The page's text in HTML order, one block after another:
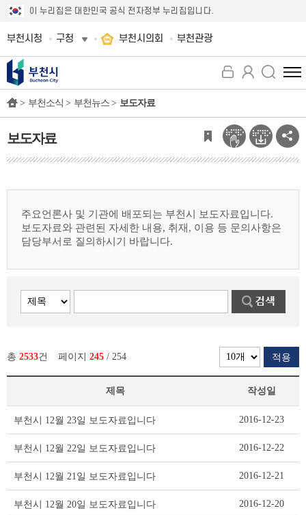
이 누리집은 대한민국 공식 전자정부 누리집입니다.
부천시청 구청 부천시의회 부천관광
전
체
뉴
보
기
> 부천소식 > 부천뉴스 > 보도자료
보도자료
주요언론사 및 기관에 배포되는 부천시 보도자료입니다.
보도자료와 관련된 자세한 내용, 취재, 이용 등 문의사항은
담당부서로 질의하시기 바랍니다.
총 2533건 페이지 245 / 254 적용
테
제목 작성일
부천시 12월 23일 보도자료입니다 2016-12-23
부천시 12월 22일 보도자료입니다 2016-12-22
부천시 12월 21일 보도자료입니다 2016-12-21
부천시 12월 20일 보도자료입니다 2016-12-20